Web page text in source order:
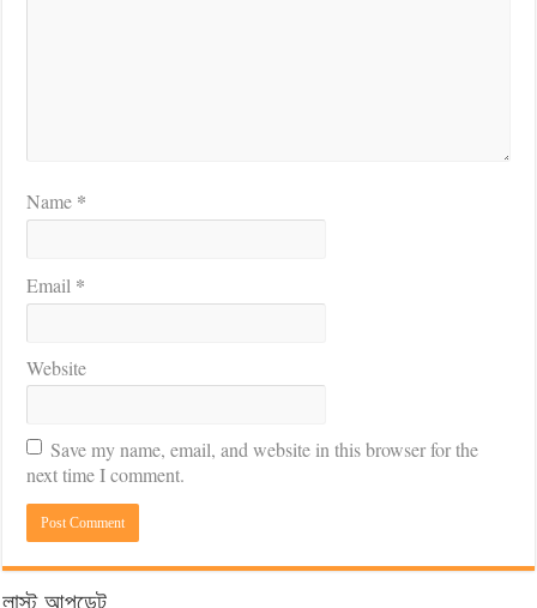
Name *
Email *
Website
Save my name, email, and website in this browser for the
next time I comment.
লাস্ট আপডেট